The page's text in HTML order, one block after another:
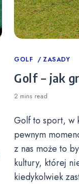
Categories
GOLF ZASADY
Golf – jak
2 mins read
Golf to sport, w
pewnym
z nas może to
kultury, której
kiedykolwiek